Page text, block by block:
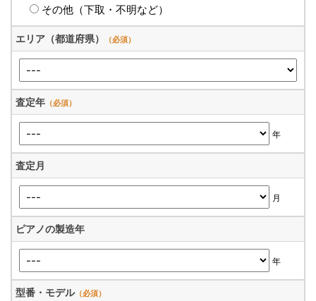
その他（下取・不明など）
エリア（都道府県） （必須）
査定年 （必須）
年
査定月
月
ピアノの製造年
年
型番・モデル（必須）